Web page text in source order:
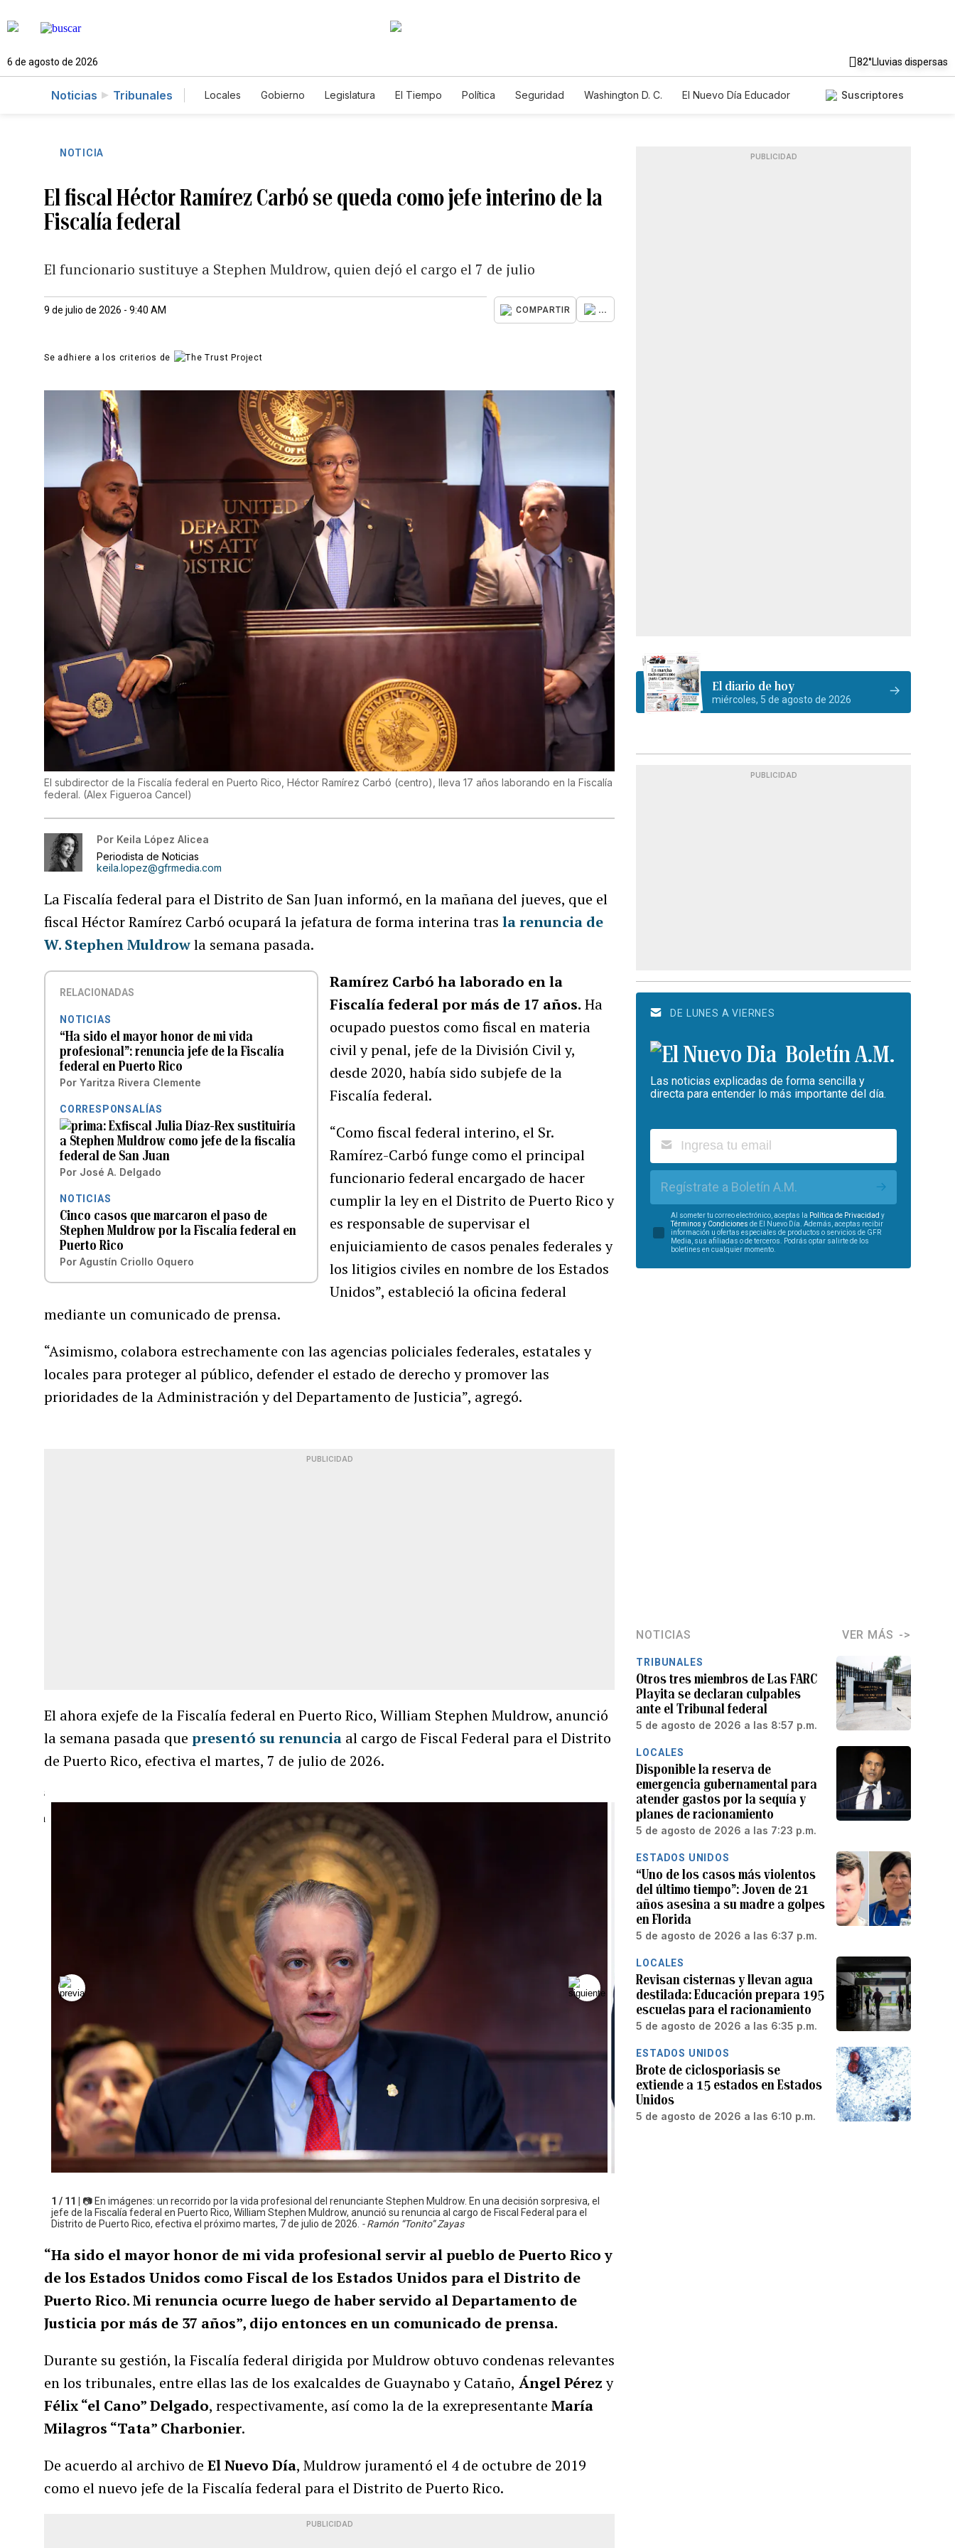
6 de agosto de 2026 82°Lluvias dispersas
Noticias Tribunales Locales Gobierno Legislatura El Tiempo Política Seguridad Washington D. C.
El Nuevo Día Educador
Suscriptores
NOTICIA
El fiscal Héctor Ramírez Carbó se queda como jefe interino de la
Fiscalía federal
El funcionario sustituye a Stephen Muldrow, quien dejó el cargo el 7 de julio
9 de julio de 2026 - 9:40 AM COMPARTIR ...
Se adhiere a los criterios de
El subdirector de la Fiscalía federal en Puerto Rico, Héctor Ramírez Carbó (centro), lleva 17 años laborando en la Fiscalía
federal. (Alex Figueroa Cancel)
Por Keila López Alicea
Periodista de Noticias
keila.lopez@gfrmedia.com
La Fiscalía federal para el Distrito de San Juan informó, en la mañana del jueves, que el
fiscal Héctor Ramírez Carbó ocupará la jefatura de forma interina trasla renuncia de
W. Stephen Muldrowla semana pasada.
RELACIONADAS
NOTICIAS
“Ha sido el mayor honor de mi vida
profesional”: renuncia jefe de la Fiscalía
federal en Puerto Rico
Por Yaritza Rivera Clemente
CORRESPONSALÍAS
Exfiscal Julia Díaz-Rex sustituiría
a Stephen Muldrow como jefe de la fiscalía
federal de San Juan
Por José A. Delgado
NOTICIAS
Cinco casos que marcaron el paso de
Stephen Muldrow por la Fiscalía federal en
Puerto Rico
Por Agustín Criollo Oquero
Ramírez Carbó ha laborado en la
Fiscalía federal por más de 17 años. Ha
ocupado puestos como fiscal en materia
civil y penal, jefe de la División Civil y,
desde 2020, había sido subjefe de la
Fiscalía federal.
“Como fiscal federal interino, el Sr.
Ramírez-Carbó funge como el principal
funcionario federal encargado de hacer
cumplir la ley en el Distrito de Puerto Rico y
es responsable de supervisar el
enjuiciamiento de casos penales federales y
los litigios civiles en nombre de los Estados
Unidos”, estableció la oficina federal
mediante un comunicado de prensa.
“Asimismo, colabora estrechamente con las agencias policiales federales, estatales y
locales para proteger al público, defender el estado de derecho y promover las
prioridades de la Administración y del Departamento de Justicia”, agregó.
PUBLICIDAD
El ahora exjefe de la Fiscalía federal en Puerto Rico, William Stephen Muldrow, anunció
la semana pasada que presentó su renuncia al cargo de Fiscal Federal para el Distrito
de Puerto Rico, efectiva el martes, 7 de julio de 2026.
1 / 11 | 📷 En imágenes: un recorrido por la vida profesional del renunciante Stephen Muldrow. En una decisión sorpresiva, el
jefe de la Fiscalía federal en Puerto Rico, William Stephen Muldrow, anunció su renuncia al cargo de Fiscal Federal para el
Distrito de Puerto Rico, efectiva el próximo martes, 7 de julio de 2026. - Ramón “Tonito” Zayas
“Ha sido el mayor honor de mi vida profesional servir al pueblo de Puerto Rico y
de los Estados Unidos como Fiscal de los Estados Unidos para el Distrito de
Puerto Rico. Mi renuncia ocurre luego de haber servido al Departamento de
Justicia por más de 37 años”, dijo entonces en un comunicado de prensa.
Durante su gestión, la Fiscalía federal dirigida por Muldrow obtuvo condenas relevantes
en los tribunales, entre ellas las de los exalcaldes de Guaynabo y Cataño, Ángel Pérezy
Félix “el Cano” Delgado, respectivamente, así como la de la exrepresentanteMaría
Milagros “Tata” Charbonier.
De acuerdo al archivo deEl Nuevo Día, Muldrow juramentó el 4 de octubre de 2019
como el nuevo jefe de la Fiscalía federal para el Distrito de Puerto Rico.
PUBLICIDAD
PUBLICIDAD
El diario de hoy
miércoles, 5 de agosto de 2026
PUBLICIDAD
DE LUNES A VIERNES
Boletín A.M.
Las noticias explicadas de forma sencilla y
directa para entender lo más importante del día.
Regístrate a Boletín A.M.
Al someter tu correo electrónico, aceptas la Política de Privacidad y
Términos y Condiciones de El Nuevo Día. Además, aceptas recibir
información u ofertas especiales de productos o servicios de GFR
Media, sus afiliadas o de terceros. Podrás optar salirte de los
boletines en cualquier momento.
NOTICIAS VER MÁS
TRIBUNALES
Otros tres miembros de Las FARC
Playita se declaran culpables
ante el Tribunal federal
5 de agosto de 2026 a las 8:57 p.m.
LOCALES
Disponible la reserva de
emergencia gubernamental para
atender gastos por la sequía y
planes de racionamiento
5 de agosto de 2026 a las 7:23 p.m.
ESTADOS UNIDOS
“Uno de los casos más violentos
del último tiempo”: Joven de 21
años asesina a su madre a golpes
en Florida
5 de agosto de 2026 a las 6:37 p.m.
LOCALES
Revisan cisternas y llevan agua
destilada: Educación prepara 195
escuelas para el racionamiento
5 de agosto de 2026 a las 6:35 p.m.
ESTADOS UNIDOS
Brote de ciclosporiasis se
extiende a 15 estados en Estados
Unidos
5 de agosto de 2026 a las 6:10 p.m.